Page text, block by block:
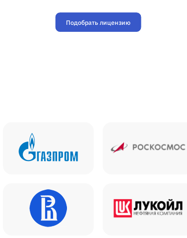
Подобрать лицензию